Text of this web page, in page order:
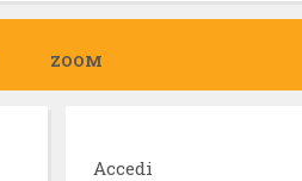
ZOOM
Accedi